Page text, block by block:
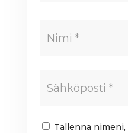
Tallenna